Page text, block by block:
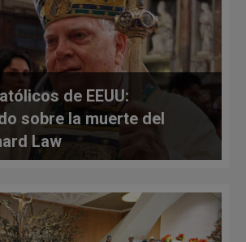
de EEUU:
sobre la muerte del
Law